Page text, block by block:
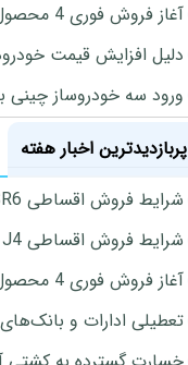
آغاز فروش فوری 4 محصول ایران خودرو در نمایندگی‌ها
دلیل افزایش قیمت
ورود سه خودروساز چینی به جمع 10
پربازدیدترین اخبار هفته
شرایط فروش اقساطی KMC SR6 کرمان موتور اعلام شد
شرایط فروش اقساطی JAC J4 (مرداد 1405)
آغاز فروش فوری 4 محصول ایران خودرو در نمایندگی‌ها
تعطیلی ادارات و بانک‌های 5 استان در روز چهارشنبه